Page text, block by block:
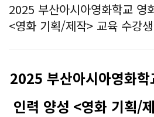
2025 부산아시아영화학교 영
<영화 기획/제작> 교육 수강
2025 부산아시아영화학
인력 양성 <영화 기획/